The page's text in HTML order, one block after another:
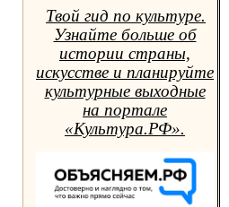
Твой гид по культуре.
Узнайте больше об
истории страны,
искусстве и планируйте
культурные выходные
на портале
«Культура.РФ».